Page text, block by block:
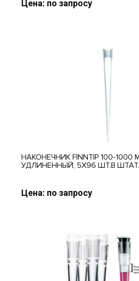
Цена: по запросу
НАКОНЕЧНИК FINNTIP 100-1000
УДЛИНЕННЫЙ, 5Х96 ШТ.В ШТАТ.
Цена: по запросу